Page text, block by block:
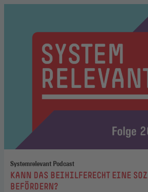
Systemrelevant Podcast
:KANN DAS BEIHILFERECHT EINE
BEFÖRDERN?